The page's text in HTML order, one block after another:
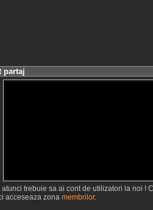
partaj
trebuie sa ai cont de utilizatori la noi !
acceseaza zona membrilor.